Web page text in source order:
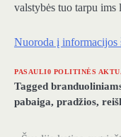
valstybės tuo tarpu ims
Nuoroda į informacijos
PASAULI0 POLITINĖS
Tagged
pabaiga, pradžios,